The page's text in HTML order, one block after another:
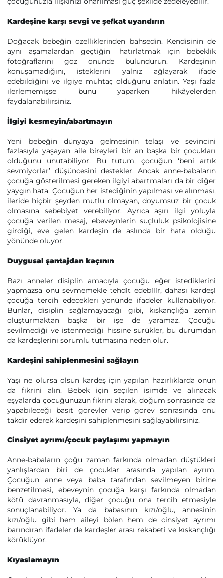
Kardeşine karşı sevgi ve şefkat uyandırın
Doğacak bebeğin özelliklerinden bahsedin. Kendisinin de
aynı aşamalardan geçtiğini hatırlatmak için bebeklik
fotoğraflarını göz önünde bulundurun. Kardeşinin
konuşamadığını, isteklerini yalnız ağlayarak ifade
edebildiğini ve ilgiye muhtaç olduğunu anlatın. Yaşı fazla
ilerlememişse bunu yaparken hikâyelerden
faydalanabilirsiniz.
İlgiyi kesmeyin/abartmayın
Yeni bebeğin dünyaya gelmesinin telaşı ve sevincini
fazlasıyla yaşayan aile bireyleri bir an başka bir çocukları
olduğunu unutabiliyor. Bu tutum, çocuğun ‘beni artık
sevmiyorlar’ düşüncesini destekler. Ancak anne-babaların
çocuğa gösterilmesi gereken ilgiyi abartmaları da bir diğer
yaygın hata. Çocuğun her istediğinin yapılması ve alınması,
ileride hiçbir şeyden mutlu olmayan, doyumsuz bir çocuk
olmasına sebebiyet verebiliyor. Ayrıca aşırı ilgi yoluyla
çocuğa verilen mesaj, ebeveynlerin suçluluk psikolojisine
girdiği, eve gelen kardeşin de aslında bir hata olduğu
yönünde oluyor.
Duygusal şantajdan kaçının
Bazı anneler disiplin amacıyla çocuğu eğer istediklerini
yapmazsa onu sevmemekle tehdit edebilir, dahası kardeşi
çocuğa tercih edecekleri yönünde ifadeler kullanabiliyor.
Bunlar, disiplin sağlamayacağı gibi, kıskançlığa zemin
oluşturmaktan başka bir işe de yaramaz. Çocuğu
sevilmediği ve istenmediği hissine sürükler, bu durumdan
da kardeşlerini sorumlu tutmasına neden olur.
Kardeşini sahiplenmesini sağlayın
Yaşı ne olursa olsun kardeş için yapılan hazırlıklarda onun
da fikrini alın. Bebek için seçilen isimde ve alınacak
eşyalarda çocuğunuzun fikrini alarak, doğum sonrasında da
yapabileceği basit görevler verip görev sonrasında onu
takdir ederek kardeşini sahiplenmesini sağlayabilirsiniz.
Cinsiyet ayrımı/çocuk paylaşımı yapmayın
Anne-babaların çoğu zaman farkında olmadan düştükleri
yanlışlardan biri de çocuklar arasında yapılan ayrım.
Çocuğun anne veya baba tarafından sevilmeyen birine
benzetilmesi, ebeveynin çocuğa karşı farkında olmadan
kötü davranmasıyla, diğer çocuğu ona tercih etmesiyle
sonuçlanabiliyor. Ya da babasının kızı/oğlu, annesinin
kızı/oğlu gibi hem aileyi bölen hem de cinsiyet ayrımı
barındıran ifadeler de kardeşler arası rekabeti ve kıskançlığı
körüklüyor.
Kıyaslamayın